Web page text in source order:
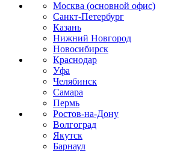
Москва (основной офис)
Санкт-Петербург
Казань
Нижний Новгород
Новосибирск
Краснодар
Уфа
Челябинск
Самара
Пермь
Ростов-на-Дону
Волгоград
Якутск
Барнаул